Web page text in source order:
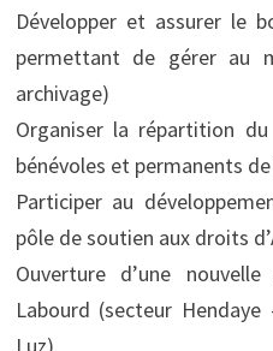
Développer et assurer le
permettant de gérer au
archivage)
Organiser la répartition
bénévoles et permanents
Participer au
pôle de soutien aux droits
Ouverture d’une
Labourd (secteur
Luz)